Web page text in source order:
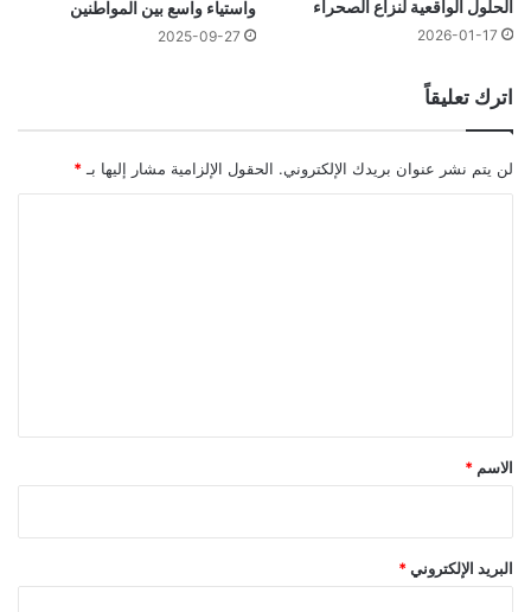
الحلول الواقعية لنزاع الصحراء
2026-01-17
واستياء واسع بين المواطنين
2025-09-27
اترك تعليقاً
لن يتم نشر عنوان بريدك الإلكتروني. الحقول الإلزامية مشار إليها بـ *
*
الاسم *
البريد الإلكتروني *